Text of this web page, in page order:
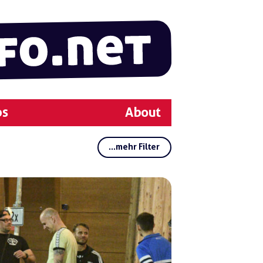
About
...mehr Filter
Gruppen:Schlagwörter:
Oliv
er O